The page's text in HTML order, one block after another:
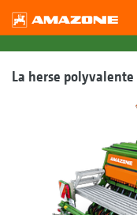
La herse